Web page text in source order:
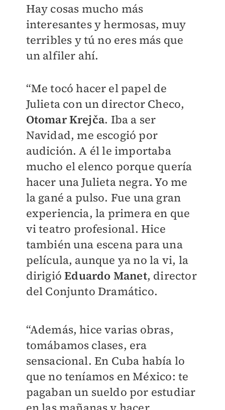
Hay cosas mucho más
interesantes y hermosas, muy
terribles y tú no eres más que
un alfiler ahí.
“Me tocó hacer el papel de
Julieta con un director Checo,
Otomar Krejča. Iba a ser
Navidad, me escogió por
audición. A él le importaba
mucho el elenco porque quería
hacer una Julieta negra. Yo me
la gané a pulso. Fue una gran
experiencia, la primera en que
vi teatro profesional. Hice
también una escena para una
película, aunque ya no la vi, la
dirigióEduardo Manet, director
del Conjunto Dramático.
“Además, hice varias obras,
tomábamos clases, era
sensacional. En Cuba había lo
que no teníamos en México: te
pagaban un sueldo por estudiar